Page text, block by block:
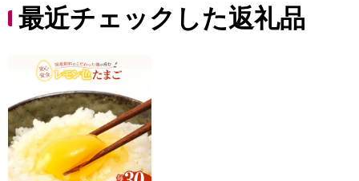
最近チェックした返礼品